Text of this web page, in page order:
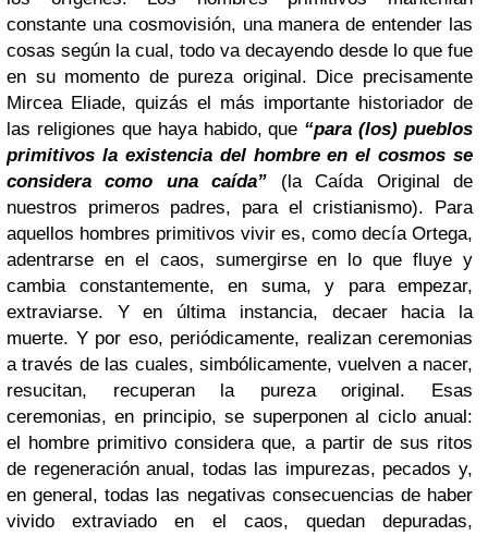
constante una cosmovisión, una manera de entender las
cosas según la cual, todo va decayendo desde lo que fue
en su momento de pureza original. Dice precisamente
Mircea Eliade, quizás el más importante historiador de
las religiones que haya habido, que “para (los) pueblos
primitivos la existencia del hombre en el cosmos se
considera como una caída” (la Caída Original de
nuestros primeros padres, para el cristianismo). Para
aquellos hombres primitivos vivir es, como decía Ortega,
adentrarse en el caos, sumergirse en lo que fluye y
cambia constantemente, en suma, y para empezar,
extraviarse. Y en última instancia, decaer hacia la
muerte. Y por eso, periódicamente, realizan ceremonias
a través de las cuales, simbólicamente, vuelven a nacer,
resucitan, recuperan la pureza original. Esas
ceremonias, en principio, se superponen al ciclo anual:
el hombre primitivo considera que, a partir de sus ritos
de regeneración anual, todas las impurezas, pecados y,
en general, todas las negativas consecuencias de haber
vivido extraviado en el caos, quedan depuradas,